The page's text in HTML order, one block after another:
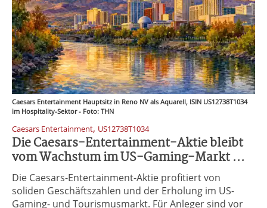
Caesars Entertainment Hauptsitz in Reno NV als Aquarell, ISIN US12738T1034
im Hospitality-Sektor - Foto: THN
Caesars Entertainment, US12738T1034
Die Caesars-Entertainment-Aktie bleibt
vom Wachstum im US-Gaming-Markt ...
Die Caesars-Entertainment-Aktie profitiert von
soliden Geschäftszahlen und der Erholung im US-
Gaming- und Tourismusmarkt. Für Anleger sind vor